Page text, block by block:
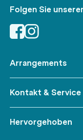
Folgen Sie
Arrangements
Kontakt & Service
Hervorgehoben